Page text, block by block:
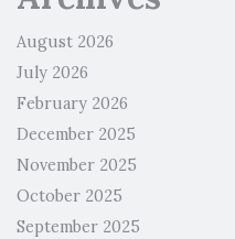
August 2026
July 2026
February 2026
December 2025
November 2025
October 2025
September 2025